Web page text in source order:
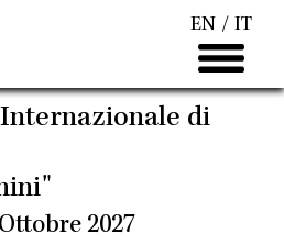
EN IT
Internazionale di
2027